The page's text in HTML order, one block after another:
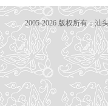
2005-2026 版权所有：汕